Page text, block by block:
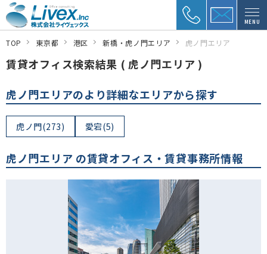
MENU
TOP 東京都 港区 新橋・虎ノ門エリア 虎ノ門エリア
賃貸オフィス検索結果 ( 虎ノ門エリア )
虎ノ門エリアのより詳細なエリアから探す
虎ノ門(273) 愛宕(5)
虎ノ門エリア の賃貸オフィス・賃貸事務所情報